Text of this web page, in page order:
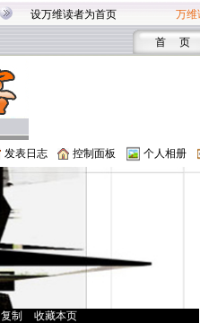
设万维读者为首页 万维
首 页
发表日志 控制面板 个人相册
复制 收藏本页